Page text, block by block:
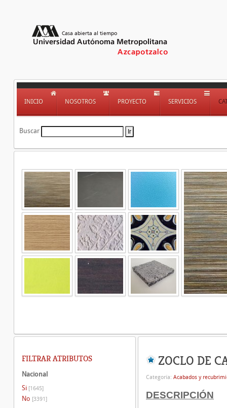
INICIO NOSOTROS PROYECTO SERVICIOS
Buscar
ZOCLO DE
Categoría: Acabados y
DESCRIPCIÓN
FILTRAR ATRIBUTOS
Nacional
Si [1645]
No [3391]